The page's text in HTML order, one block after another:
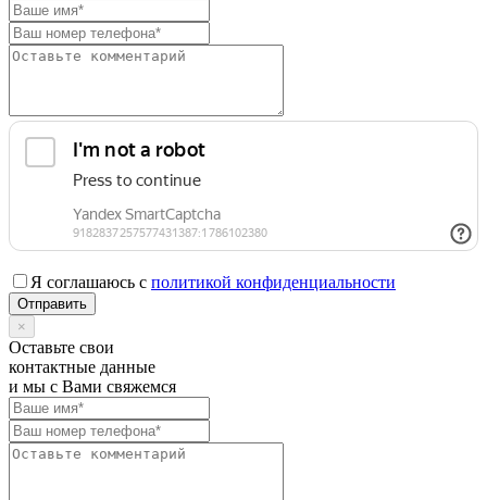
Я соглашаюсь с политикой конфиденциальности
×
Оставьте свои
контактные данные
и мы с Вами свяжемся